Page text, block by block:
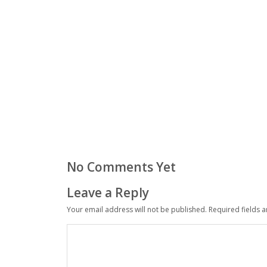
No Comments Yet
Leave a Reply
Your email address will not be published. Required fields